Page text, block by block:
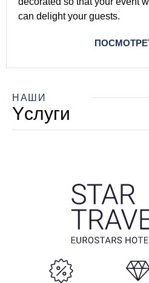
can delight your guests.
НАШИ
Yслуги